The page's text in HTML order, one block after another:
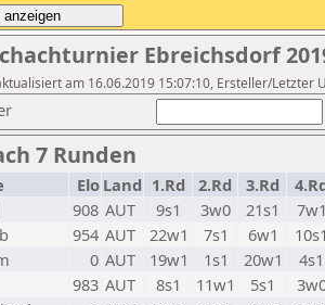
Ebreichsdorf
am 16.06.2019 15:07:10, Ersteller/Letzter
7 Runden
Elo Land 1.Rd 2.Rd 3.Rd
908 AUT 9s1 3w0 21s1
954 AUT 22w1 7s1 6w1
0 AUT 19w1 1s1 20w1
4s1
983 AUT 8s1 11w1 5s1